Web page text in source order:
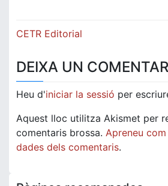
Navegació
CETR Editorial
DEIXA UN
Heu d'iniciar la sessió per
Aquest lloc utilitza Akismet per
comentaris brossa. Apreneu
dades dels comentaris.